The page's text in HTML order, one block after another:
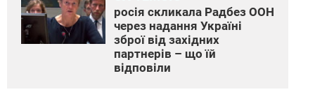
росія скликала Радбез ООН
через надання Україні
зброї від західних
партнерів – що їй
відповіли